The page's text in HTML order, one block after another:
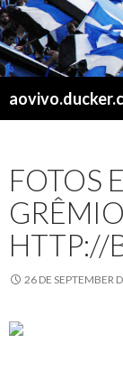
FOTOS
HTTP://
26 DE SEPTEMBER